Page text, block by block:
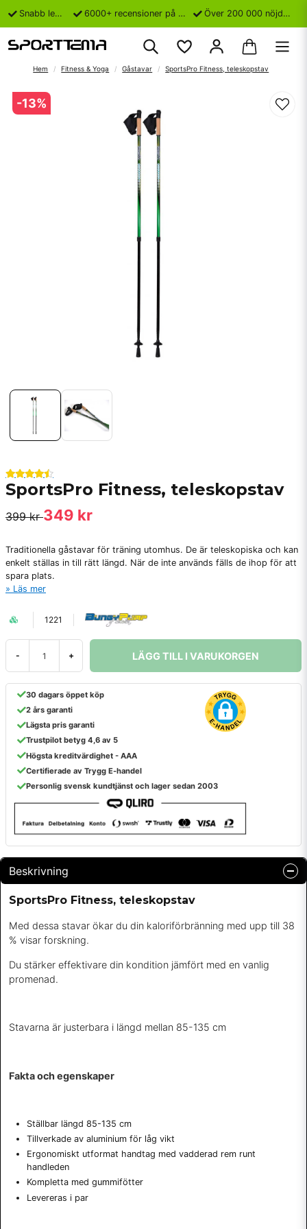
Snabb leverans 6000+ recensioner på Trustpilot Över 200 000 nöjda kunder
Hem Fitness & Yoga Gåstavar SportsPro Fitness, teleskopstav
-13%
SportsPro Fitness, teleskopstav
399 kr349 kr
Traditionella gåstavar för träning utomhus. De är teleskopiska och kan
enkelt ställas in till rätt längd. När de inte används fälls de ihop för att
spara plats.
Läs mer
1221
- + LÄGG TILL I VARUKORGEN
30 dagars öppet köp
2 års garanti
Lägsta pris garanti
Trustpilot betyg 4,6 av 5
Högsta kreditvärdighet - AAA
Certifierade av Trygg E-handel
Personlig svensk kundtjänst och lager sedan 2003
Beskrivning
SportsPro Fitness, teleskopstav
Med dessa stavar ökar du din kaloriförbränning med upp till 38
% visar forskning.
Du stärker effektivare din kondition jämfört med en vanlig
promenad.
Stavarna är justerbara i längd mellan 85-135 cm
Fakta och egenskaper
Ställbar längd 85-135 cm
Tillverkade av aluminium för låg vikt
Ergonomiskt utformat handtag med vadderad rem runt
handleden
Kompletta med gummifötter
Levereras i par